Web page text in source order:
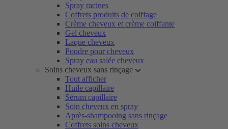
Spray racines
Coffrets produits de coiffage
Crème cheveux et crème coiffante
Gel cheveux
Laque cheveux
Poudre pour cheveux
Spray eau salée cheveux
Soins cheveux sans rinçage
Tout afficher
Huile capillaire
Sérum capillaire
Soin cheveux en spray
Après-shampooing sans rinçage
Coffrets soins cheveux